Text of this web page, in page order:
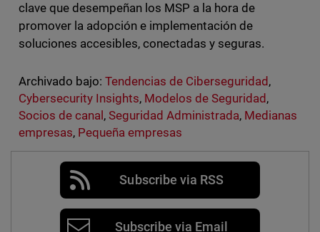
clave que desempeñan los MSP a la hora de
promover la adopción e implementación de
soluciones accesibles, conectadas y seguras.
Archivado bajo: Tendencias de Ciberseguridad ,
Cybersecurity Insights, Modelos de Seguridad ,
Socios de canal , Seguridad Administrada, Medianas
empresas, Pequeña empresas
Subscribe via RSS
Subscribe via Email